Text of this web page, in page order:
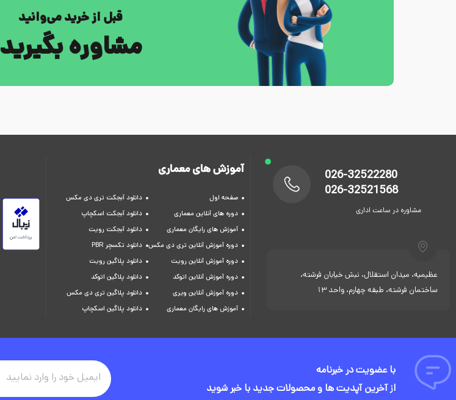
قبل از خرید می‌وانید
مشاوره بگیرید
026-32522280
026-32521568
مشاوره در ساعت اداری
عظیمیه، میدان استقلال، نبش خیابان فرشته،
ساختمان فرشته، طبقه چهارم، واحد 13
آموزش های معماری
صفحه اول
دوره های آنلاین معماری
آموزش های رایگان معماری
دوره آموزش آنلاین تری دی مکس
دوره آموزش آنلاین رویت
دوره آموزش آنلاین اتوکد
دوره آموزش آنلاین ویری
آموزش های رایگان معماری
دانلود آبجکت تری دی مکس
دانلود آبجکت اسکچاپ
دانلود آبجکت رویت
دانلود تکسچر PBR
دانلود پلاگین رویت
دانلود پلاگین اتوکد
دانلود پلاگین تری دی مکس
دانلود پلاگین اسکچاپ
با عضویت در خبرنامه
از آخرین آپدیت ها و محصولات جدید با خبر شوید